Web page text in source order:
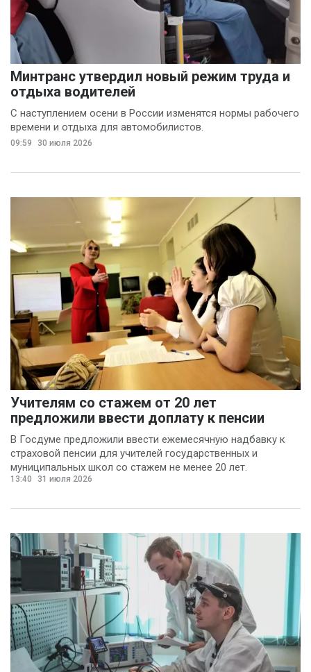
Минтранс утвердил новый режим труда и
отдыха водителей
С наступлением осени в России изменятся нормы рабочего
времени и отдыха для автомобилистов.
09:59 30 июля 2026
Учителям со стажем от 20 лет
предложили ввести доплату к пенсии
В Госдуме предложили ввести ежемесячную надбавку к
страховой пенсии для учителей государственных и
муниципальных школ со стажем не менее 20 лет.
13:40 31 июля 2026